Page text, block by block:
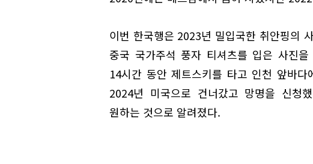
이번 한국행은 2023년 밀입국한 취안핑의
중국 국가주석 풍자 티셔츠를 입은 사진
14시간 동안 제트스키를 타고 인천 앞바
2024년 미국으로 건너갔고 망명을 신청
원하는 것으로 알려졌다.